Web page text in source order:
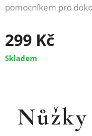
pomocníkem pro
299 Kč
Skladem